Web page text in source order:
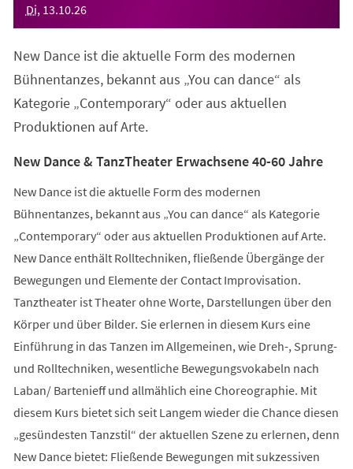
Di, 13.10.26
New Dance ist die aktuelle Form des modernen
Bühnentanzes, bekannt aus „You can dance“ als
Kategorie „Contemporary“ oder aus aktuellen
Produktionen auf Arte.
New Dance & TanzTheater Erwachsene 40-60 Jahre
New Dance ist die aktuelle Form des modernen
Bühnentanzes, bekannt aus „You can dance“ als Kategorie
„Contemporary“ oder aus aktuellen Produktionen auf Arte.
New Dance enthält Rolltechniken, fließende Übergänge der
Bewegungen und Elemente der Contact Improvisation.
Tanztheater ist Theater ohne Worte, Darstellungen über den
Körper und über Bilder. Sie erlernen in diesem Kurs eine
Einführung in das Tanzen im Allgemeinen, wie Dreh-, Sprung-
und Rolltechniken, wesentliche Bewegungsvokabeln nach
Laban/ Bartenieff und allmählich eine Choreographie. Mit
diesem Kurs bietet sich seit Langem wieder die Chance diesen
„gesündesten Tanzstil“ der aktuellen Szene zu erlernen, denn
New Dance bietet: Fließende Bewegungen mit sukzessiven